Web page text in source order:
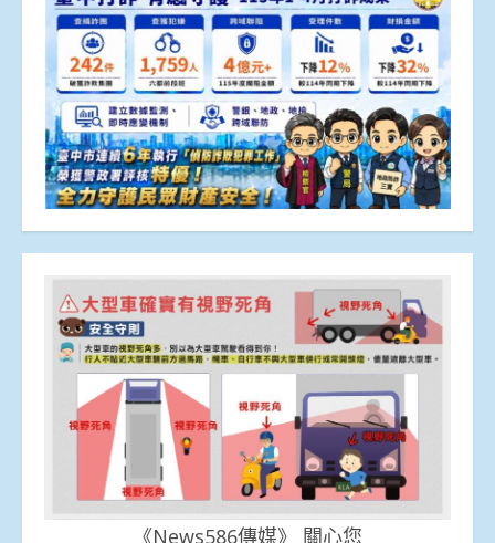
頁
《News586傳媒》 關心您